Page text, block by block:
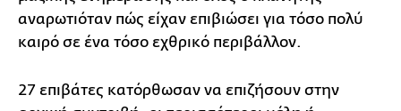
αναρωτιόταν πώς είχαν επιβιώσει για τόσο πολύ
καιρό σε ένα τόσο εχθρικό περιβάλλον.
27 επιβάτες κατόρθωσαν να επιζήσουν στην